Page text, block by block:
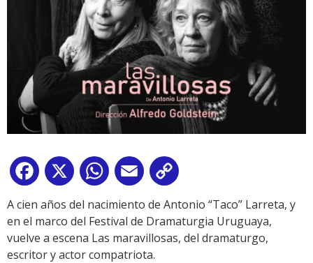
Facebook
X WhatsApp
Email
Link
A cien años del nacimiento de Antonio “Taco” Larreta, y
en el marco del Festival de Dramaturgia Uruguaya,
vuelve a escena Las maravillosas, del dramaturgo,
escritor y actor compatriota.